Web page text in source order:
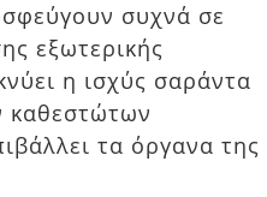
συχνά σε
εξωτερικής
η ισχύς σαράντα
καθεστώτων
τα όργανα της